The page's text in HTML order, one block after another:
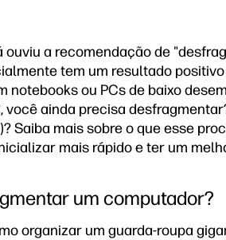
a recomendação de
tem um resultado
notebooks ou PCs de baixo
ainda precisa
Saiba mais sobre o que esse
mais rápido e ter um
um computador?
organizar um guarda-roupa